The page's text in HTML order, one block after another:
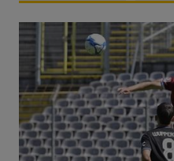
WSV: Übertragung im